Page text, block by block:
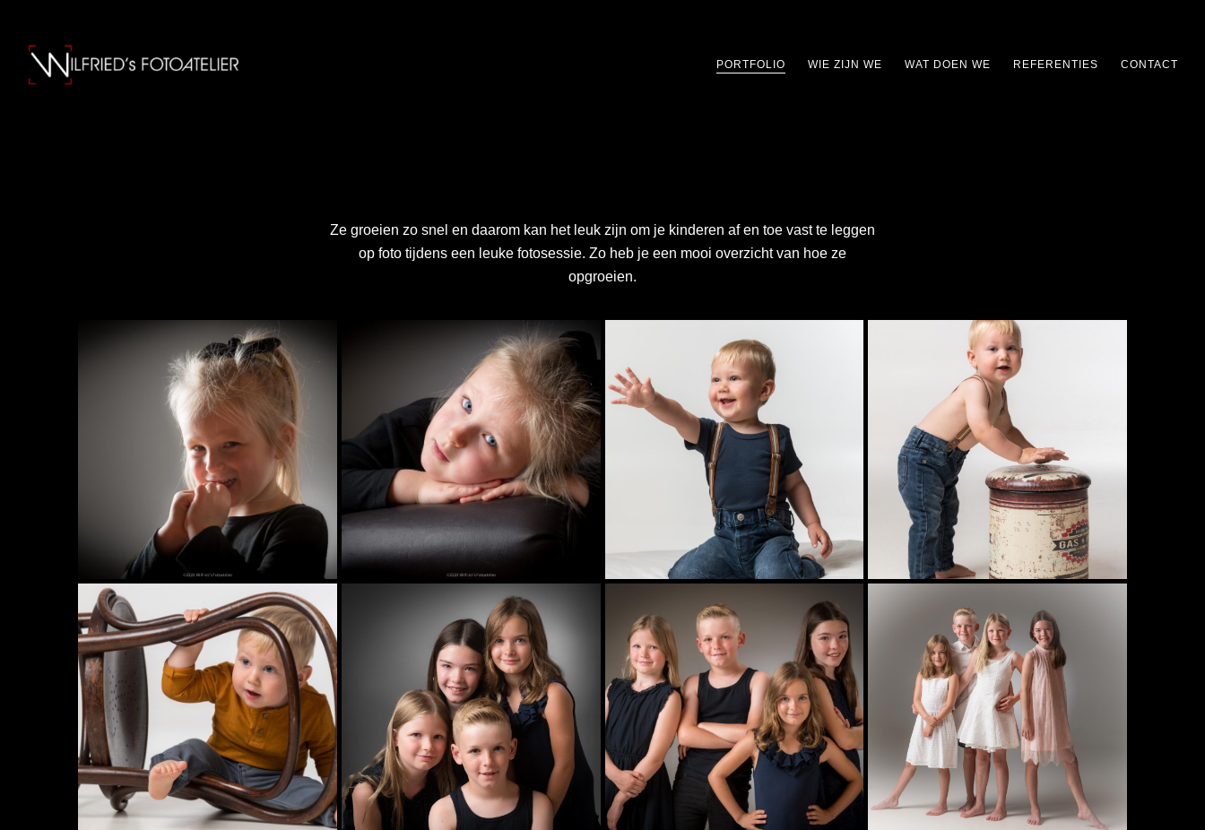
PORTFOLIO WIE ZIJN WE WAT DOEN WE REFERENTIES CONTACT
Ze groeien zo snel en daarom kan het leuk zijn om je kinderen af en toe vast te leggen
op foto tijdens een leuke fotosessie. Zo heb je een mooi overzicht van hoe ze
opgroeien.